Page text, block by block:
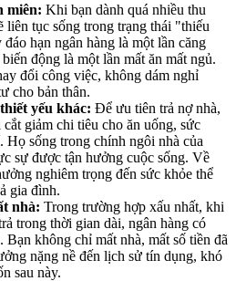
miên: Khi bạn dành quá nhiều thu
liên tục sống trong trạng thái "thiếu
hạn ngân hàng là một lần căng
động là một lần mất ăn mất ngủ.
đổi công việc, không dám nghỉ
cho bản thân.
yếu khác: Để ưu tiên trả nợ nhà,
giảm chi tiêu cho ăn uống, sức
Họ sống trong chính ngôi nhà của
sự được tận hưởng cuộc sống. Về
nghiêm trọng đến sức khỏe thể
gia đình.
nhà: Trong trường hợp xấu nhất, khi
trong thời gian dài, ngân hàng có
Bạn không chỉ mất nhà, mất số tiền đã
nặng nề đến lịch sử tín dụng, khó
sau này.